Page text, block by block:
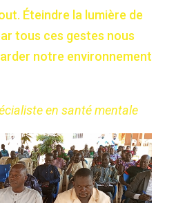
Éteindre la lumière de
tous ces gestes nous
notre environnement
en santé mentale